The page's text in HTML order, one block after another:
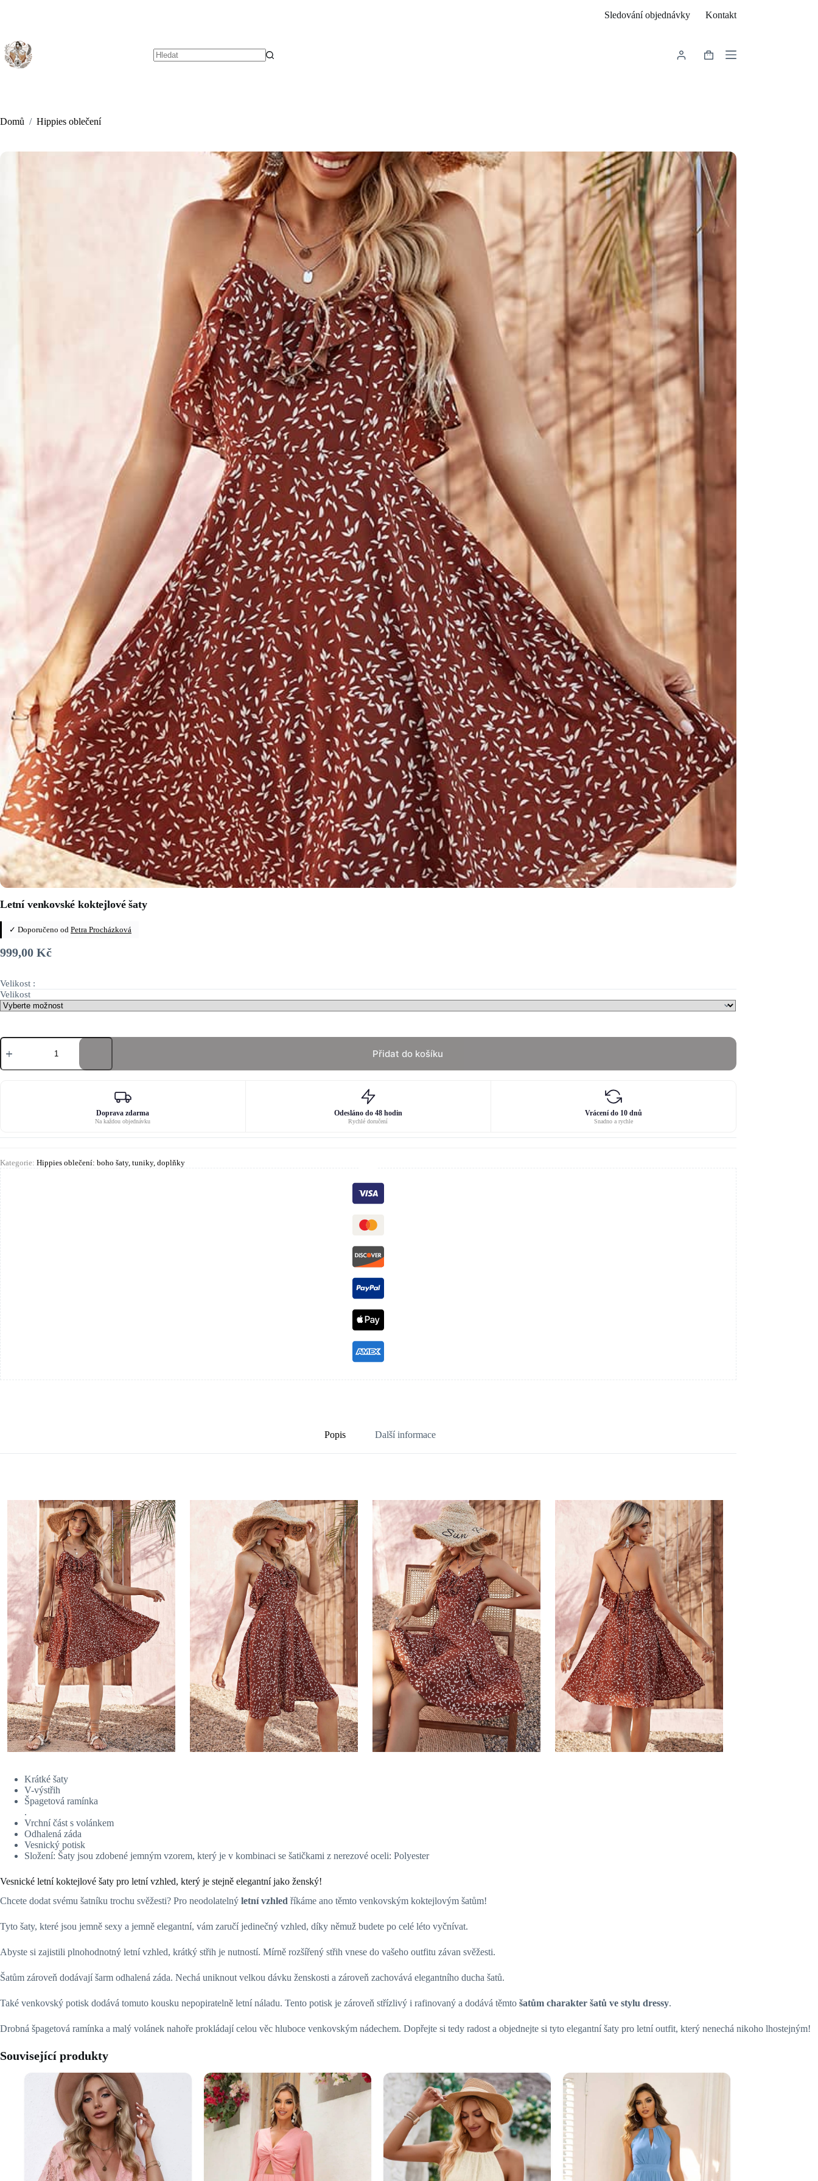
Sledování objednávky Kontakt
Shopping
Domů / Hippies oblečení
Letní venkovské koktejlové šaty
✓ Doporučeno od Petra Procházková
999,00 Kč
Velikost :
Velikost
Letní
venkovské
šaty
Přidat do košíku
Doprava zdarma
Na každou objednávku
Odesláno do 48 hodin
Rychlé doručení
Vrácení do 10 dnů
Snadno a rychle
Kategorie: Hippies oblečení: boho šaty, tuniky, doplňky
Popis Další informace
Krátké šaty
V-výstřih
Špagetová ramínka
.
Vrchní část s volánkem
Odhalená záda
Vesnický potisk
Složení: Šaty jsou zdobené jemným vzorem, který je v kombinaci se šatičkami z nerezové oceli: Polyester
Vesnické letní koktejlové šaty pro letní vzhled, který je stejně elegantní jako ženský!
Chcete dodat svému šatníku trochu svěžesti? Pro neodolatelný letní vzhled říkáme ano těmto venkovským koktejlovým šatům!
Tyto šaty, které jsou jemně sexy a jemně elegantní, vám zaručí jedinečný vzhled, díky němuž budete po celé léto vyčnívat.
Abyste si zajistili plnohodnotný letní vzhled, krátký střih je nutností. Mírně rozšířený střih vnese do vašeho outfitu závan svěžesti.
Šatům zároveň dodávají šarm odhalená záda. Nechá uniknout velkou dávku ženskosti a zároveň zachovává elegantního ducha šatů.
Také venkovský potisk dodává tomuto kousku nepopiratelně letní náladu. Tento potisk je zároveň střízlivý i rafinovaný a dodává těmto šatům charakter šatů ve stylu dressy.
Drobná špagetová ramínka a malý volánek nahoře prokládají celou věc hluboce venkovským nádechem. Dopřejte si tedy radost a objednejte si tyto elegantní šaty pro letní outfit, který nenechá nikoho lhostejným!
Související produkty